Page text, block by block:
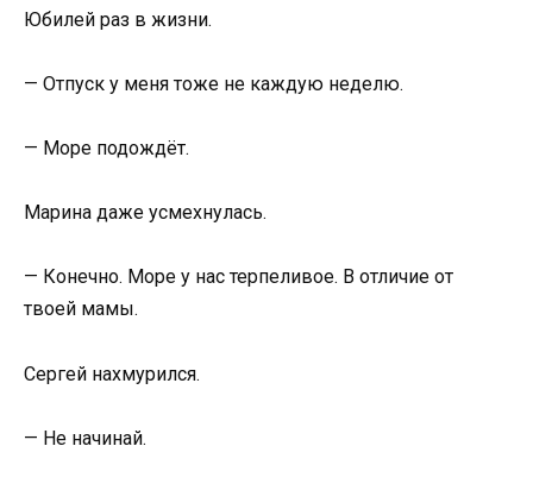
Юбилей раз в жизни.
— Отпуск у меня тоже не каждую неделю.
— Море подождёт.
Марина даже усмехнулась.
— Конечно. Море у нас терпеливое. В отличие от
твоей мамы.
Сергей нахмурился.
— Не начинай.